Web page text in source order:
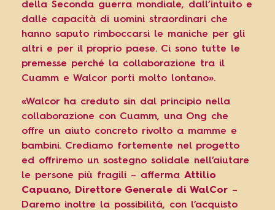
della Seconda guerra mondiale, dall’intuito e
dalle capacità di uomini straordinari che
hanno saputo rimboccarsi le maniche per gli
altri e per il proprio paese. Ci sono tutte le
premesse perché la collaborazione tra il
Cuamm e Walcor porti molto lontano».
«Walcor ha creduto sin dal principio nella
collaborazione con Cuamm, una Ong che
offre un aiuto concreto rivolto a mamme e
bambini. Crediamo fortemente nel progetto
ed offriremo un sostegno solidale nell’aiutare
le persone più fragili – afferma Attilio
Capuano, Direttore Generale di WalCor –
Daremo inoltre la possibilità, con l’acquisto